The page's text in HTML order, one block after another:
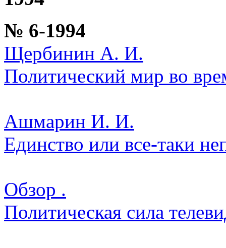
№ 6-1994
Щербинин А. И.
Политический мир во
Ашмарин И. И.
Единство или все-таки
Обзор .
Политическая сила